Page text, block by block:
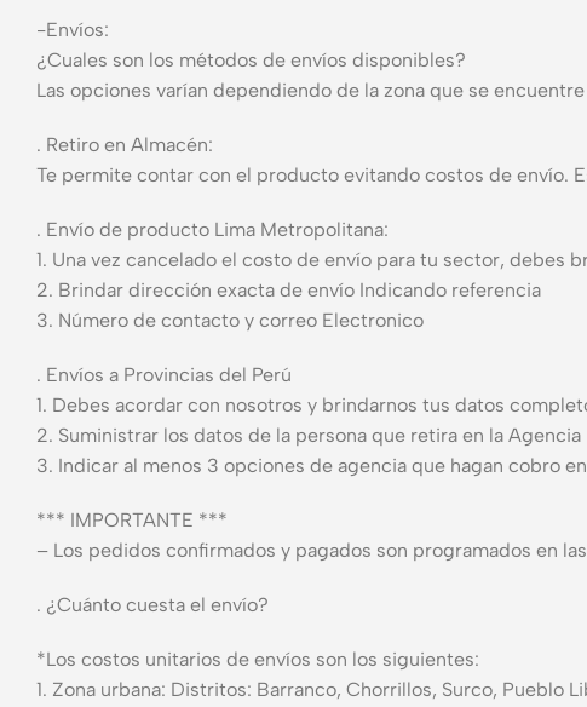
-Envíos:
¿Cuales son los métodos de envíos disponibles?
Las opciones varían dependiendo de la zona que se
. Retiro en Almacén:
Te permite contar con el producto evitando costos de envío.
. Envío de producto Lima Metropolitana:
1. Una vez cancelado el costo de envío para tu sector,
2. Brindar dirección exacta de envío Indicando referencia
3. Número de contacto y correo Electronico
. Envíos a Provincias del Perú
1. Debes acordar con nosotros y brindarnos tus datos
2. Suministrar los datos de la persona que retira en la Agencia
3. Indicar al menos 3 opciones de agencia que hagan cobro
*** IMPORTANTE ***
– Los pedidos confirmados y pagados son programados en
. ¿Cuánto cuesta el envío?
*Los costos unitarios de envíos son los siguientes:
1. Zona urbana: Distritos: Barranco, Chorrillos, Surco, Pueblo